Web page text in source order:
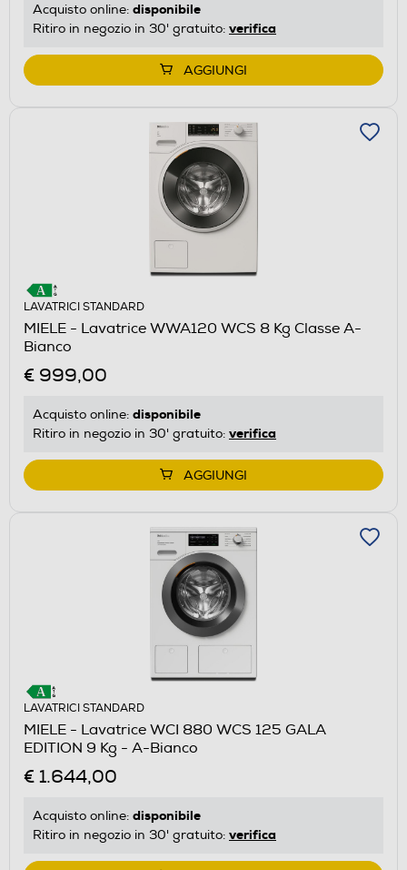
Acquisto online: disponibile
Ritiro in negozio in 30' gratuito: verifica
AGGIUNGI
LAVATRICI STANDARD
MIELE - Lavatrice WWA120 WCS 8 Kg Classe A-
Bianco
€ 999,00
Acquisto online: disponibile
Ritiro in negozio in 30' gratuito: verifica
AGGIUNGI
LAVATRICI STANDARD
MIELE - Lavatrice WCI 880 WCS 125 GALA
EDITION 9 Kg - A-Bianco
€ 1.644,00
Acquisto online: disponibile
Ritiro in negozio in 30' gratuito: verifica